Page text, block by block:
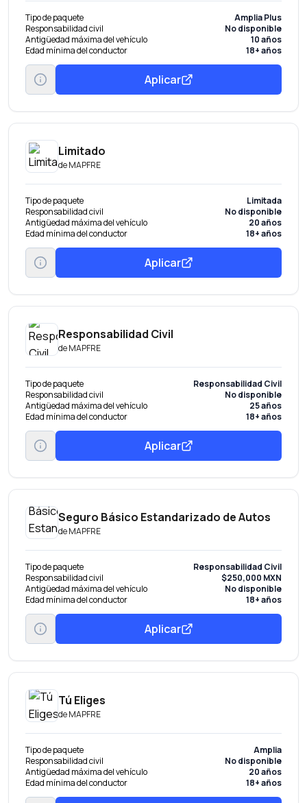
Tipo de paquete
Amplia Plus
Responsabilidad civil
No disponible
Antigüedad máxima del vehículo
10 años
Edad mínima del conductor
18+ años
Aplicar
Limitado
deMAPFRE
Tipo de paquete
Limitada
Responsabilidad civil
No disponible
Antigüedad máxima del vehículo
20 años
Edad mínima del conductor
18+ años
Aplicar
Responsabilidad Civil
deMAPFRE
Tipo de paquete
Responsabilidad Civil
Responsabilidad civil
No disponible
Antigüedad máxima del vehículo
25 años
Edad mínima del conductor
18+ años
Aplicar
Seguro Básico Estandarizado de Autos
deMAPFRE
Tipo de paquete
Responsabilidad Civil
Responsabilidad civil
$250,000 MXN
Antigüedad máxima del vehículo
No disponible
Edad mínima del conductor
18+ años
Aplicar
Tú Eliges
deMAPFRE
Tipo de paquete
Amplia
Responsabilidad civil
No disponible
Antigüedad máxima del vehículo
20 años
Edad mínima del conductor
18+ años